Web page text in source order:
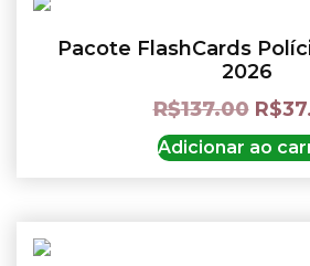
Pacote FlashCards
2026
R$137.00 R$
Adicionar ao